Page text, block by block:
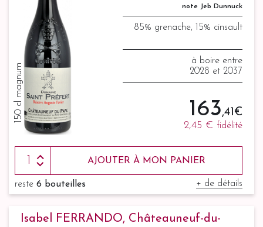
150 cl magnum
note Jeb Dunnuck
85% grenache, 15% cinsault
à boire entre
2028 et 2037
163,41 €
2,45 € fidélité
AJOUTER À MON PANIER
reste 6 bouteilles + de détails
Isabel FERRANDO, Châteauneuf-du-